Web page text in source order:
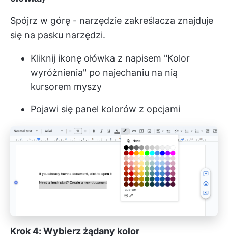
Spójrz w górę - narzędzie zakreślacza znajduje
się na pasku narzędzi.
Kliknij ikonę ołówka z napisem "Kolor
wyróżnienia" po najechaniu na nią
kursorem myszy
Pojawi się panel kolorów z opcjami
Krok 4: Wybierz żądany kolor